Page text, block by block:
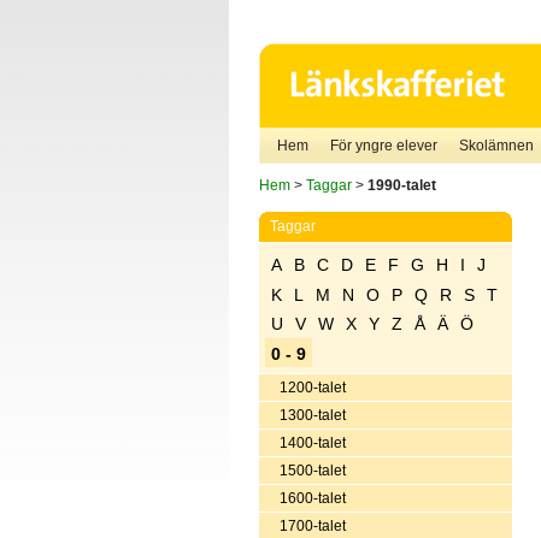
Hem För yngre elever Skolämnen
Hem> Taggar> 1990-talet
Taggar
A B C D E F G H I
J
K
L M N O P Q R S
T
U
V W X Y Z Å Ä
Ö
0 - 9
1200-talet
1300-talet
1400-talet
1500-talet
1600-talet
1700-talet